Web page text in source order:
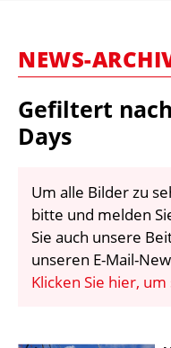
NEWS-
Gefiltert
Days
Um alle Bilder zu
bitte und melden
Sie auch unsere
unseren E-Mail-
Klicken Sie hier,